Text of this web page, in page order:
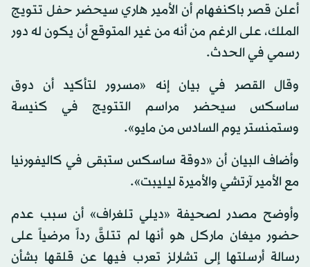
أعلن قصر باكنغهام أن الأمير هاري سيحضر حفل تتويج
الملك، على الرغم من أنه من غير المتوقع أن يكون له دور
رسمي في الحدث.
وقال القصر في بيان إنه «مسرور لتأكيد أن دوق
ساسكس سيحضر مراسم التتويج في كنيسة
وستمنستر يوم السادس من مايو».
وأضاف البيان أن «دوقة ساسكس ستبقى في كاليفورنيا
مع الأمير آرتشي والأميرة ليليبت».
وأوضح مصدر لصحيفة «ديلي تلغراف» أن سبب عدم
حضور ميغان ماركل هو أنها لم تتلقَّ رداً مرضياً على
رسالة أرسلتها إلى تشارلز تعرب فيها عن قلقها بشأن